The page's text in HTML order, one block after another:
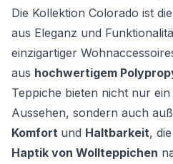
Die Kollektion Colorado ist
aus Eleganz und
einzigartiger
aus hochwertigem
Teppiche bieten nicht nur
Aussehen, sondern auch
Komfort und Haltbarkeit,
Haptik von Wollteppichen